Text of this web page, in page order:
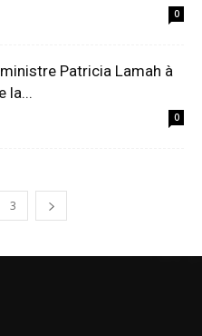
0
Patricia Lamah à
la...
0
3